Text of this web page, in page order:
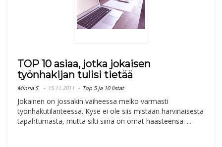
TOP 10 asiaa, jotka jokaisen
työnhakijan tulisi tietää
Minna S. 15.11.2011 Top 5 ja 10 listat
Jokainen on jossakin vaiheessa melko varmasti
työnhakutilanteessa. Kyse ei ole siis mistään harvinaisesta
tapahtumasta, mutta silti siinä on omat haasteensa. ...